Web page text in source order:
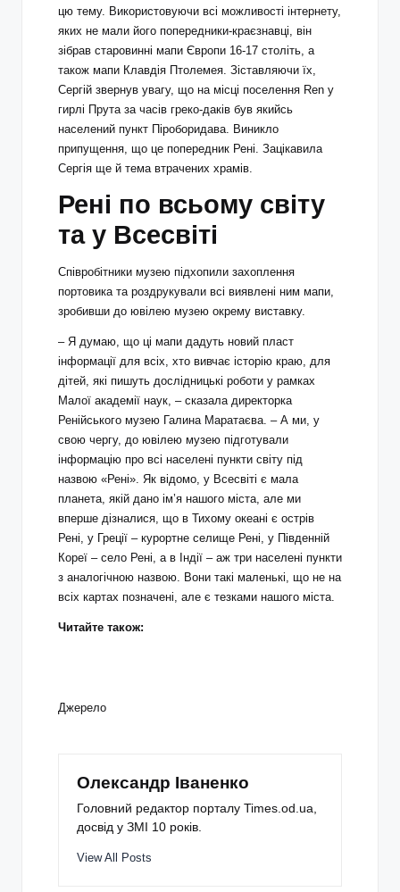
цю тему. Використовуючи всі можливості інтернету,
яких не мали його попередники-краєзнавці, він
зібрав старовинні мапи Європи 16-17 століть, а
також мапи Клавдія Птолемея. Зіставляючи їх,
Сергій звернув увагу, що на місці поселення Ren у
гирлі Прута за часів греко-даків був якийсь
населений пункт Піроборидава. Виникло
припущення, що це попередник Рені. Зацікавила
Сергія ще й тема втрачених храмів.
Рені по всьому світу
та у Всесвіті
Співробітники музею підхопили захоплення
портовика та роздрукували всі виявлені ним мапи,
зробивши до ювілею музею окрему виставку.
– Я думаю, що ці мапи дадуть новий пласт
інформації для всіх, хто вивчає історію краю, для
дітей, які пишуть дослідницькі роботи у рамках
Малої академії наук, – сказала директорка
Ренійського музею Галина Маратаєва. – А ми, у
свою чергу, до ювілею музею підготували
інформацію про всі населені пункти світу під
назвою «Рені». Як відомо, у Всесвіті є мала
планета, якій дано ім’я нашого міста, але ми
вперше дізналися, що в Тихому океані є острів
Рені, у Греції – курортне селище Рені, у Південній
Кореї – село Рені, а в Індії – аж три населені пункти
з аналогічною назвою. Вони такі маленькі, що не на
всіх картах позначені, але є тезками нашого міста.
Читайте також:
Джерело
Олександр Іваненко
Головний редактор порталу Times.od.ua,
досвід у ЗМІ 10 років.
View All Posts